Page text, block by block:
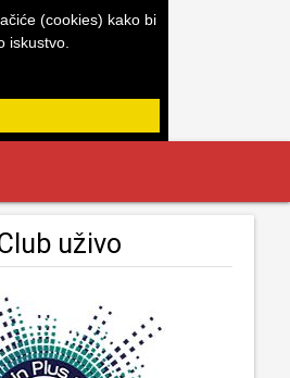
(cookies) kako bi
iskustvo.
uživo